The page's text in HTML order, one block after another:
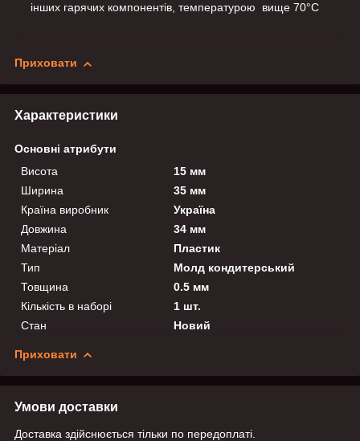
інших гарячих компонентів, температурою вище 70°С
Приховати
Характеристики
Основні атрибути
Висота
15 мм
Ширина
35 мм
Країна виробник
Україна
Довжина
34 мм
Матеріал
Пластик
Тип
Молд кондитерський
Товщина
0.5 мм
Кількість в наборі
1 шт.
Стан
Новий
Приховати
Умови доставки
Доставка здійснюється тільки по передоплаті.